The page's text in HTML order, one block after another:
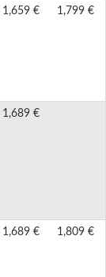
1,659 € 1,799 €
1,689 €
1,689 € 1,809 €